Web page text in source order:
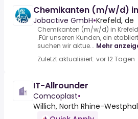
Chemikanten (m/w/d)
Jobactive GmbH•Krefeld, de
Chemikanten (m/w/d) in Krefeld
.Für unseren Kunden, ein
suchen wir aktue... Mehr
Zuletzt aktualisiert: vor 12 Tagen
IT-Allrounder
Comcoplast•
Willich, North Rhine-